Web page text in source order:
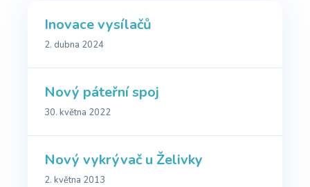
Inovace vysílačů
2. dubna 2024
Nový páteřní spoj
30. května 2022
Nový vykrývač u Želivky
2. května 2013